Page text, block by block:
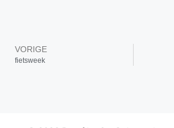
VORIGE
fietsweek